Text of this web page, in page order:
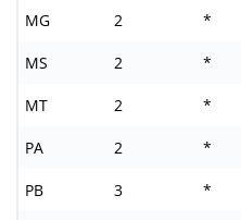
MG 2 *
MS 2 *
MT 2 *
PA 2 *
PB 3 *